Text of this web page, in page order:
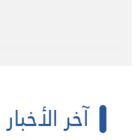
آخر الأخبار